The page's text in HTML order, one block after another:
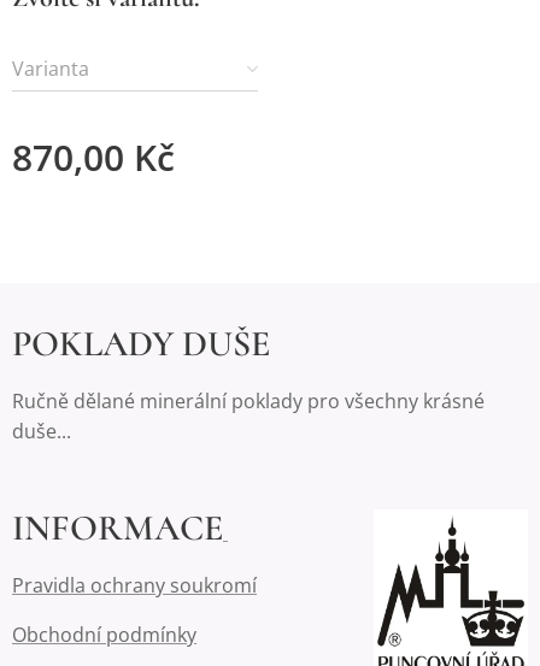
Varianta
870,00 Kč
POKLADY DUŠE
Ručně dělané minerální poklady pro všechny krásné
duše...
INFORMACE
Pravidla ochrany soukromí
Obchodní podmínky